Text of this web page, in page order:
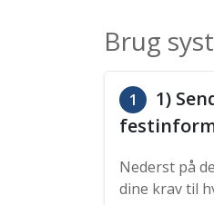
Brug
1
1)
Nederst på
dine krav til